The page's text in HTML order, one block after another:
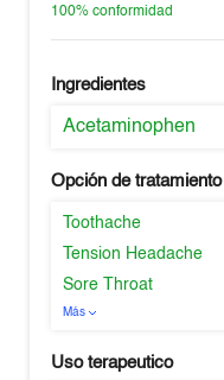
100%conformidad
Ingredientes
Acetaminophen
Opción de tratamiento
Toothache
Tension Headache
Sore Throat
Más
Uso terapeutico